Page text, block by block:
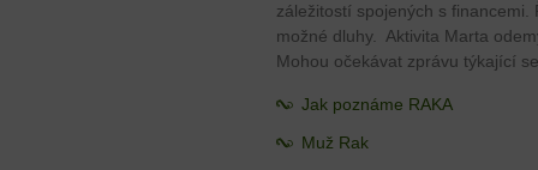
záležitostí spojených s
možné dluhy. Aktivita Marta
Mohou očekávat zprávu týkající
Jak poznáme RAKA
Muž Rak